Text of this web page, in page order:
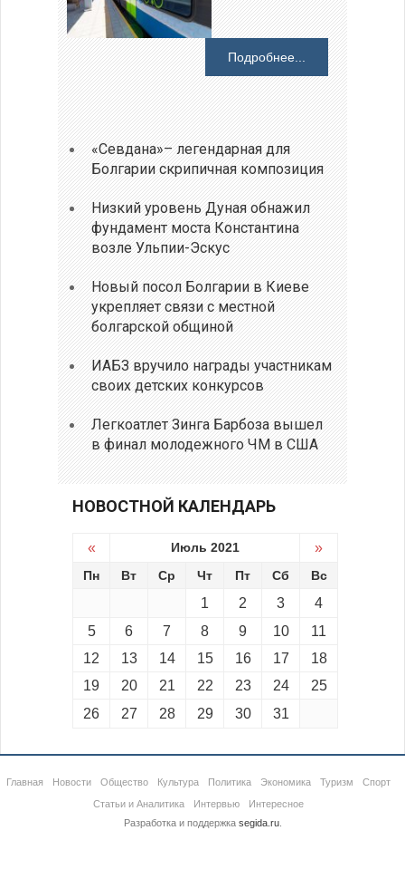
Подробнее...
«Севдана»– легендарная для
Болгарии скрипичная композиция
Низкий уровень Дуная обнажил
фундамент моста Константина
возле Ульпии-Эскус
Новый посол Болгарии в Киеве
укрепляет связи с местной
болгарской общиной
ИАБЗ вручило награды участникам
своих детских конкурсов
Легкоатлет Зинга Барбоза вышел
в финал молодежного ЧМ в США
НОВОСТНОЙ КАЛЕНДАРЬ
« Июль 2021 »
Пн Вт Ср Чт Пт Сб Вс
1 2 3
4
5
6 7 8 9 10
11
12
13 14 15 16 17
18
19
20 21 22 23 24
25
26
27 28 29 30 31
Главная Новости Общество Культура Политика Экономика Туризм
Спорт
Статьи и Аналитика
Интервью
Интересное
Разработка и поддержка segida.ru.